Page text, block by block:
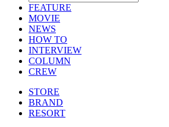
FEATURE
MOVIE
NEWS
HOW TO
INTERVIEW
COLUMN
CREW
STORE
BRAND
RESORT